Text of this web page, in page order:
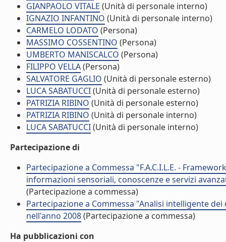
GIANPAOLO VITALE (Unità di personale interno)
IGNAZIO INFANTINO (Unità di personale interno)
CARMELO LODATO (Persona)
MASSIMO COSSENTINO (Persona)
UMBERTO MANISCALCO (Persona)
FILIPPO VELLA(Persona)
SALVATORE GAGLIO (Unità di personale esterno)
LUCA SABATUCCI(Unità di personale esterno)
PATRIZIA RIBINO (Unità di personale esterno)
PATRIZIA RIBINO (Unità di personale interno)
LUCA SABATUCCI(Unità di personale interno)
Partecipazione di
Partecipazione a Commessa "F.A.C.I.L.E. -
informazioni sensoriali, conoscenze e servizi
(Partecipazione a commessa)
Partecipazione a Commessa "Analisi intelligente dei
nell'anno 2008(Partecipazione a commessa)
Ha pubblicazioni con